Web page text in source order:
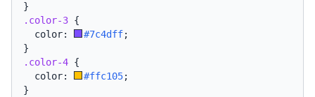
}
.color-3 {
  color:
#7c4dff;
}
.color-4 {
  color:
#ffc105;
}